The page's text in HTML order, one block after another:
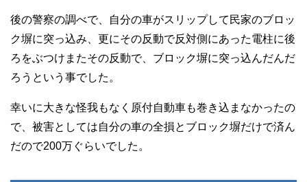
後の警察の調べで、自分の車がスリップして民家のブロッ
ク塀に突っ込み、更にその反動で反対側にあった電柱に後
ろをぶつけまたその反動で、ブロック塀に突っ込んだんだ
ろうという事でした。
幸いに大きな怪我もなく原付自動車も巻き込まなかったの
で、被害としては自分の車の全損とブロック塀だけで済ん
だので200万ぐらいでした。